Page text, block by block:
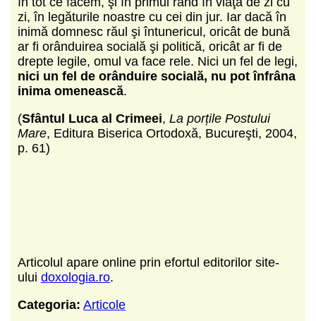
zi, în legăturile noastre cu cei din jur. Iar dacă în
inimă domnesc răul şi întunericul, oricât de bună
ar fi orânduirea socială şi politică, oricât ar fi de
drepte legile, omul va face rele. Nici un fel de legi,
nici un fel de orânduire socială, nu pot înfrâna
inima omenească.
(Sfântul Luca al Crimeei, La porțile Postului
Mare, Editura Biserica Ortodoxă, Bucureşti, 2004,
p. 61)
Articolul apare online prin efortul editorilor site-
ului doxologia.ro.
Categoria: Articole